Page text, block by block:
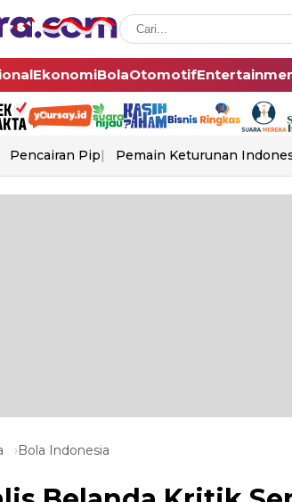
EkonomiBolaOtomotif
Pencairan Pip Pemain Keturunan
Bola Indonesia